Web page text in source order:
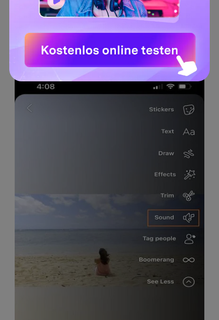
Schritt 2:Wählen Sie das Video aus der Galerie, das Sie
teilen möchten. Jetzt sehen Sie auf der rechten Seite die
Sie die Option "Ton". Tippen Sie nun auf "Musik
hinzufügen", um einen beliebigen Musiktitel aus Ihrer
Facebook-Bibliothek hinzuzufügen.